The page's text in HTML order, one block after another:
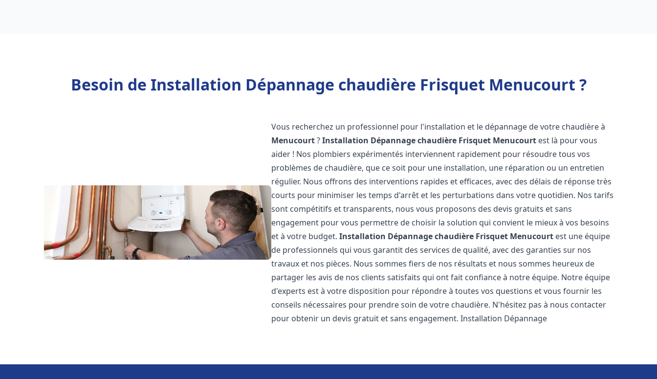
Besoin de Installation Dépannage chaudière Frisquet Menucourt ?
Vous recherchez un professionnel pour l'installation et le dépannage de votre chaudière à
Menucourt?Installation Dépannage chaudière Frisquet Menucourt est là pour vous
aider ! Nos plombiers expérimentés interviennent rapidement pour résoudre tous vos
problèmes de chaudière, que ce soit pour une installation, une réparation ou un entretien
régulier. Nous offrons des interventions rapides et efficaces, avec des délais de réponse très
courts pour minimiser les temps d'arrêt et les perturbations dans votre quotidien. Nos tarifs
sont compétitifs et transparents, nous vous proposons des devis gratuits et sans
engagement pour vous permettre de choisir la solution qui convient le mieux à vos besoins
et à votre budget.Installation Dépannage chaudière Frisquet Menucourt est une équipe
de professionnels qui vous garantit des services de qualité, avec des garanties sur nos
travaux et nos pièces. Nous sommes fiers de nos résultats et nous sommes heureux de
partager les avis de nos clients satisfaits qui ont fait confiance à notre équipe. Notre équipe
d'experts est à votre disposition pour répondre à toutes vos questions et vous fournir les
conseils nécessaires pour prendre soin de votre chaudière. N'hésitez pas à nous contacter
pour obtenir un devis gratuit et sans engagement. Installation Dépannage